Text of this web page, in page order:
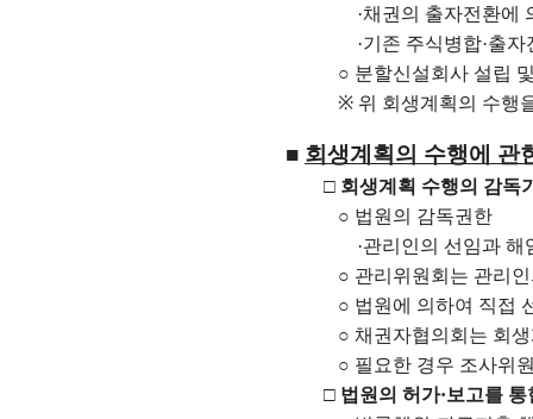
·채권의 출자전환에
·기존 주식병합·출자
○ 분할신설회사 설립
※ 위 회생계획의 수행
■ 회생계획의 수행에 관
□ 회생계획 수행의 감독
○ 법원의 감독권한
·관리인의 선임과 해
○ 관리위원회는 관리
○ 법원에 의하여 직접
○ 채권자협의회는 회
○ 필요한 경우 조사위
□ 법원의 허가·보고를 통